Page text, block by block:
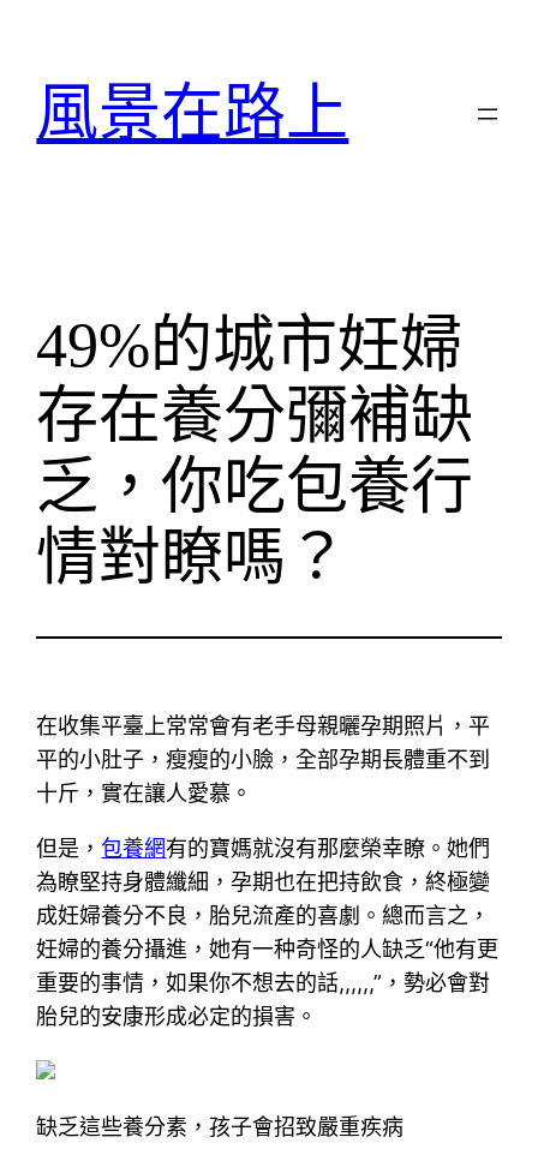
風景在路上
49%的城市妊婦
存在養分彌補缺
乏，你吃包養行
情對瞭嗎？
在收集平臺上常常會有老手母親曬孕期照片，平
平的小肚子，瘦瘦的小臉，全部孕期長體重不到
十斤，實在讓人愛慕。
但是，包養網有的寶媽就沒有那麼榮幸瞭。她們
為瞭堅持身體纖細，孕期也在把持飲食，終極變
成妊婦養分不良，胎兒流產的喜劇。總而言之，
妊婦的養分攝進，她有一种奇怪的人缺乏“他有更
重要的事情，如果你不想去的話,,,,,,”，勢必會對
胎兒的安康形成必定的損害。
缺乏這些養分素，孩子會招致嚴重疾病